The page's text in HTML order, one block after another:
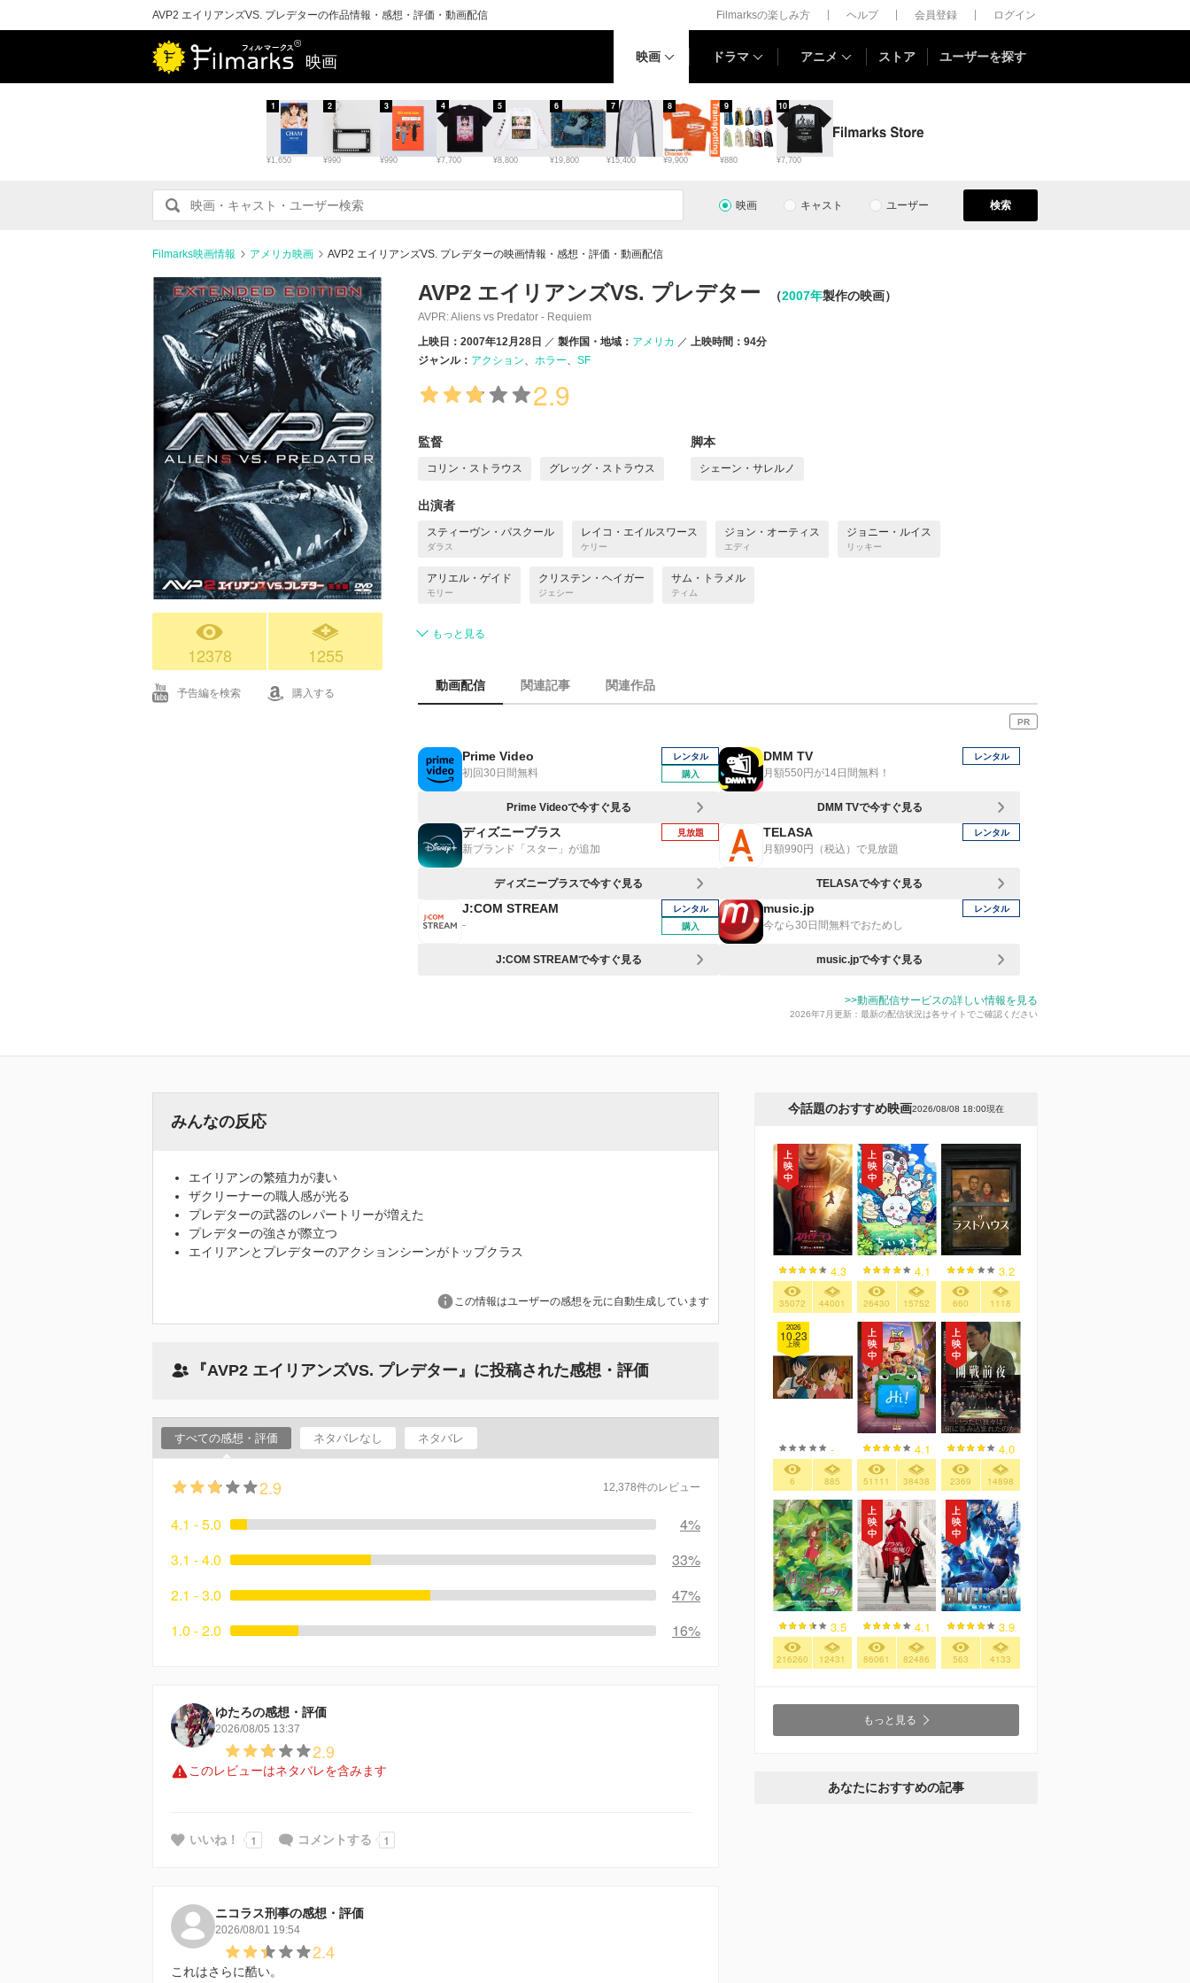
AVP2 エイリアンズVS. プレデターの作品情報・感想・評価・動画配信 Filmarksの楽しみ方 ヘルプ 会員登録 ログイン
映画 映画 ドラマ アニメ ストア ユーザーを探す
¥1,650
1
¥990
2
¥990
3
¥7,700
4
¥8,800
5
¥19,800
6
¥15,400
7
¥9,900
8
¥880
9
¥7,700
10
映画 キャスト ユーザー 検索
Filmarks映画情報 アメリカ映画 AVP2 エイリアンズVS. プレデターの映画情報・感想・評価・動画配信
12378 1255
予告編を検索 購入する
AVP2 エイリアンズVS. プレデター （2007年製作の映画）
AVPR: Aliens vs Predator - Requiem
上映日：2007年12月28日
製作国・地域： アメリカ
上映時間：94分
ジャンル： アクション ホラー SF
2.9
監督
コリン・ストラウス グレッグ・ストラウス
脚本
シェーン・サレルノ
出演者
スティーヴン・パスクール
ダラス
レイコ・エイルスワース
ケリー
ジョン・オーティス
エディ
ジョニー・ルイス
リッキー
アリエル・ゲイド
モリー
クリステン・ヘイガー
ジェシー
サム・トラメル
ティム
もっと見る
動画配信 関連記事 関連作品
PR
Prime Video
初回30日間無料
レンタル
購入
Prime Videoで今すぐ見る
DMM TV
月額550円が14日間無料！
レンタル
DMM TVで今すぐ見る
ディズニープラス
新ブランド「スター」が追加
見放題
ディズニープラスで今すぐ見る
TELASA
月額990円（税込）で見放題
レンタル
TELASAで今すぐ見る
J:COM STREAM
-
レンタル
購入
J:COM STREAMで今すぐ見る
music.jp
今なら30日間無料でおためし
レンタル
music.jpで今すぐ見る
>>動画配信サービスの詳しい情報を見る
2026年7月更新：最新の配信状況は各サイトでご確認ください
みんなの反応
エイリアンの繁殖力が凄い
ザクリーナーの職人感が光る
プレデターの武器のレパートリーが増えた
プレデターの強さが際立つ
エイリアンとプレデターのアクションシーンがトップクラス
この情報はユーザーの感想を元に自動生成しています
『AVP2 エイリアンズVS. プレデター』に投稿された感想・評価
すべての感想・評価 ネタバレなし ネタバレ
2.9 12,378件のレビュー
4.1 - 5.0
4%
3.1 - 4.0
33%
2.1 - 3.0
47%
1.0 - 2.0
16%
ゆたろの感想・評価
2026/08/05 13:37
2.9
このレビューはネタバレを含みます
いいね！ 1 コメントする 1
ニコラス刑事の感想・評価
2026/08/01 19:54
2.4
これはさらに酷い。
今話題のおすすめ映画2026/08/08 18:00現在
4.3
35072 44001
4.1
26430 15752
3.2
660 1118
2026
10.23
上映
-
6 885
4.1
51111 38438
4.0
2369 14898
3.5
216260 12431
4.1
86061 82486
3.9
563 4133
もっと見る
あなたにおすすめの記事